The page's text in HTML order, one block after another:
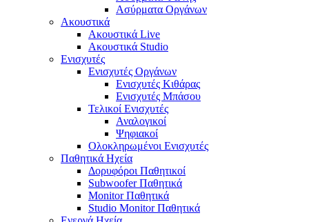
Ασύρματα Οργάνων
Ακουστικά
Ακουστικά Live
Ακουστικά Studio
Ενισχυτές
Ενισχυτές Οργάνων
Ενισχυτές Κιθάρας
Ενισχυτές Μπάσου
Τελικοί Ενισχυτές
Αναλογικοί
Ψηφιακοί
Ολοκληρωμένοι Ενισχυτές
Παθητικά Ηχεία
Δορυφόροι Παθητικοί
Subwoofer Παθητικά
Monitor Παθητικά
Studio Monitor Παθητικά